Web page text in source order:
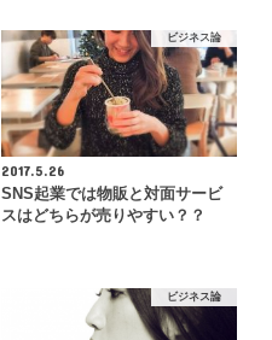
ビジネス論
2017.5.26
SNS起業では物販と対面サービ
スはどちらが売りやすい？？
ビジネス論